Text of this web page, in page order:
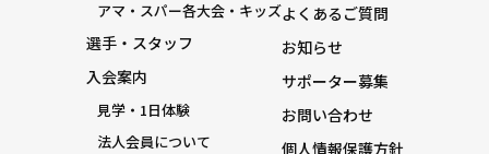
アマ・スパー各大会・キッズ
選手・スタッフ
入会案内
見学・1日体験
法人会員について
よくあるご質問
お知らせ
サポーター募集
お問い合わせ
個人情報保護方針